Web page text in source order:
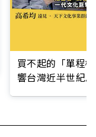
買不起的「單程
響台灣近半世紀